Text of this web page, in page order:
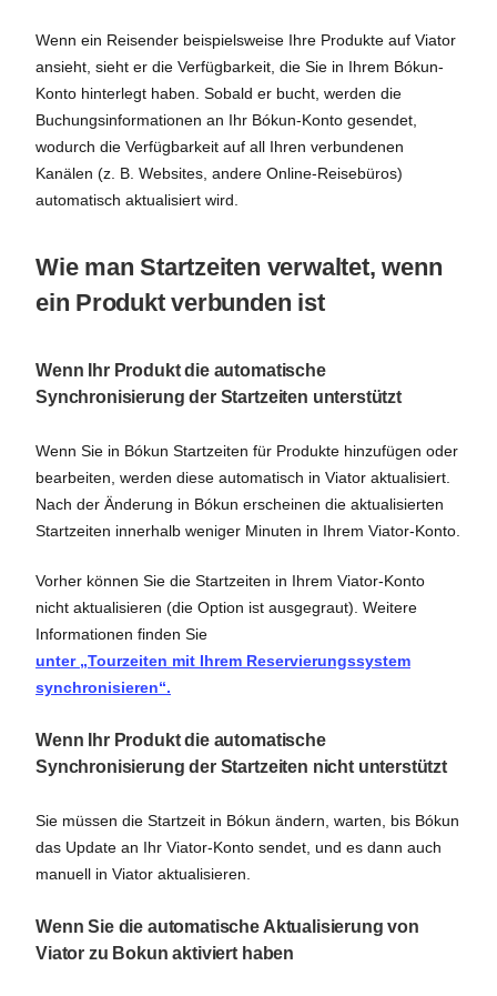
Wenn ein Reisender beispielsweise Ihre Produkte auf Viator
ansieht, sieht er die Verfügbarkeit, die Sie in Ihrem Bókun-
Konto hinterlegt haben. Sobald er bucht, werden die
Buchungsinformationen an Ihr Bókun-Konto gesendet,
wodurch die Verfügbarkeit auf all Ihren verbundenen
Kanälen (z. B. Websites, andere Online-Reisebüros)
automatisch aktualisiert wird.
Wie man Startzeiten verwaltet, wenn
ein Produkt verbunden ist
Wenn Ihr Produkt die automatische
Synchronisierung der Startzeiten unterstützt
Wenn Sie in Bókun Startzeiten für Produkte hinzufügen oder
bearbeiten, werden diese automatisch in Viator aktualisiert.
Nach der Änderung in Bókun erscheinen die aktualisierten
Startzeiten innerhalb weniger Minuten in Ihrem Viator-Konto.
Vorher können Sie die Startzeiten in Ihrem Viator-Konto
nicht aktualisieren (die Option ist ausgegraut). Weitere
Informationen finden Sie
unter „Tourzeiten mit Ihrem Reservierungssystem
synchronisieren“.
Wenn Ihr Produkt die automatische
Synchronisierung der Startzeiten nicht unterstützt
Sie müssen die Startzeit in Bókun ändern, warten, bis Bókun
das Update an Ihr Viator-Konto sendet, und es dann auch
manuell in Viator aktualisieren.
Wenn Sie die automatische Aktualisierung von
Viator zu Bokun aktiviert haben